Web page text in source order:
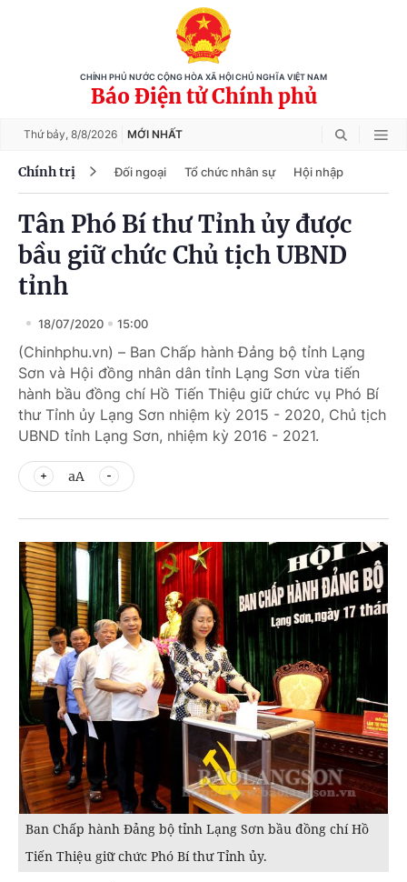
CHÍNH PHỦ NƯỚC CỘNG HÒA XÃ HỘI CHỦ NGHĨA VIỆT NAM
Báo Điện tử Chính phủ
Thứ bảy, 8/8/2026 MỚI NHẤT
Chính trị Đối ngoại Tổ chức nhân sự Hội nhập
Tân Phó Bí thư Tỉnh ủy được
bầu giữ chức Chủ tịch UBND
tỉnh
18/07/2020 15:00
(Chinhphu.vn) – Ban Chấp hành Đảng bộ tỉnh Lạng
Sơn và Hội đồng nhân dân tỉnh Lạng Sơn vừa tiến
hành bầu đồng chí Hồ Tiến Thiệu giữ chức vụ Phó Bí
thư Tỉnh ủy Lạng Sơn nhiệm kỳ 2015 - 2020, Chủ tịch
UBND tỉnh Lạng Sơn, nhiệm kỳ 2016 - 2021.
aA
Ban Chấp hành Đảng bộ tỉnh Lạng Sơn bầu đồng chí Hồ
Tiến Thiệu giữ chức Phó Bí thư Tỉnh ủy.